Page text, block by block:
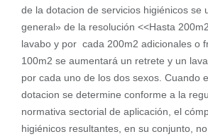
de la dotacion de servicios higiénicos se
general» de la resolución <<Hasta
lavabo y por cada 200m2 adicionales o
100m2 se aumentará un retrete y un
por cada uno de los dos sexos. Cuando
dotacion se determine conforme a la
normativa sectorial de aplicación, el
higiénicos resultantes, en su conjunto,